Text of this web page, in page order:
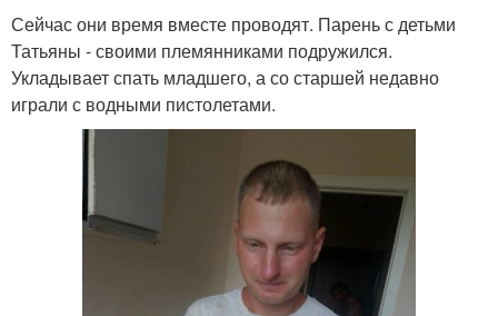
Сейчас они время вместе проводят. Парень с детьми
Татьяны - своими племянниками подружился.
Укладывает спать младшего, а со старшей недавно
играли с водными пистолетами.